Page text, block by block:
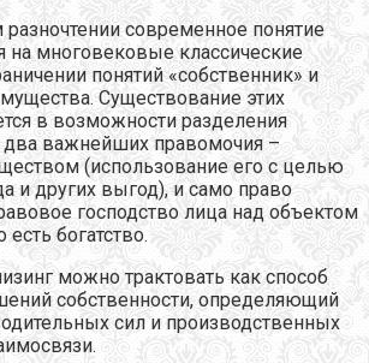
современное понятие
на многовековые классические
понятий «собственник» и
Существование этих
в возможности разделения
два важнейших правомочия –
(использование его с целью
и других выгод), и само право
господство лица над объектом
есть богатство.
можно трактовать как способ
собственности, определяющий
сил и производственных